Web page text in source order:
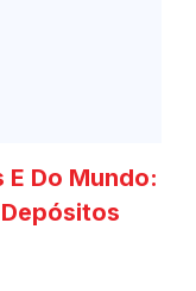
Do Mundo: